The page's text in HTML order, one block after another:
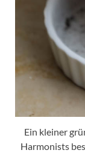
Ein kleiner
Harmonists